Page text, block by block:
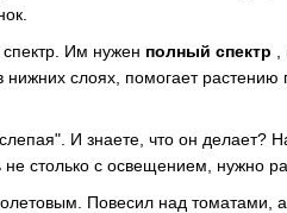
Им нужен полный спектр
слоях, помогает растению
И знаете, что он делает?
не столько с освещением, нужно
Повесил над томатами,